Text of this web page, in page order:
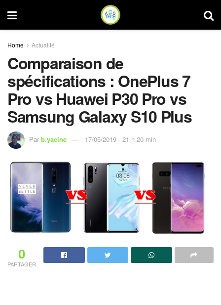
Home Actualité
Comparaison de
spécifications : OnePlus 7
Pro vs Huawei P30 Pro vs
Samsung Galaxy S10 Plus
Par b.yacine 17/05/2019 - 21 h 20 min
0
PARTAGER